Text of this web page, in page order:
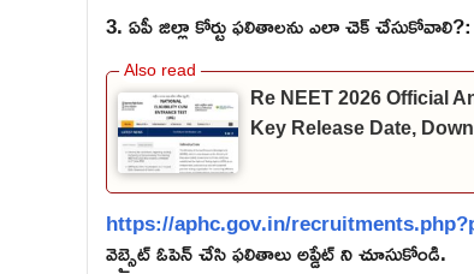
3. ఏపీ జిల్లా కోర్టు ఫలితాలను ఎలా చెక్ చేసుకోవాలి?:
Re NEET 2026 Official
Key Release Date,
https://aphc.gov.in/
వెబ్సైట్ ఓపెన్ చేసి ఫలితాలు అప్డేట్ ని చూసుకోండి.